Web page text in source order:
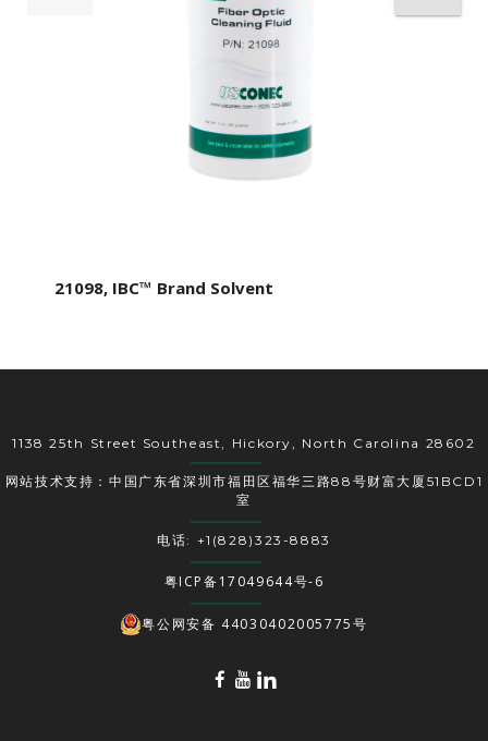
21098, IBC™ Brand Solvent
1138 25th Street Southeast, Hickory, North Carolina 28602
网站技术支持：中国广东省深圳市福田区福华三路88号财富大厦51BCD1
室
电话: +1(828)323-8883
粤ICP备17049644号-6
粤公网安备 44030402005775号